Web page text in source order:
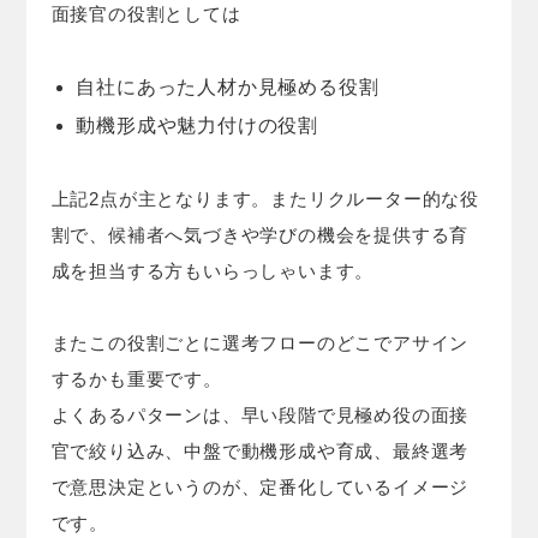
面接官の役割としては
自社にあった人材か見極める役割
動機形成や魅力付けの役割
上記2点が主となります。またリクルーター的な役
割で、候補者へ気づきや学びの機会を提供する育
成を担当する方もいらっしゃいます。
またこの役割ごとに選考フローのどこでアサイン
するかも重要です。
よくあるパターンは、早い段階で見極め役の面接
官で絞り込み、中盤で動機形成や育成、最終選考
で意思決定というのが、定番化しているイメージ
です。